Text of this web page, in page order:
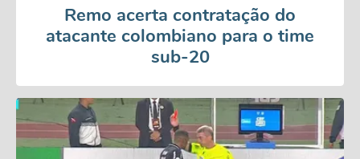
Remo acerta contratação do
atacante colombiano para o time
sub-20